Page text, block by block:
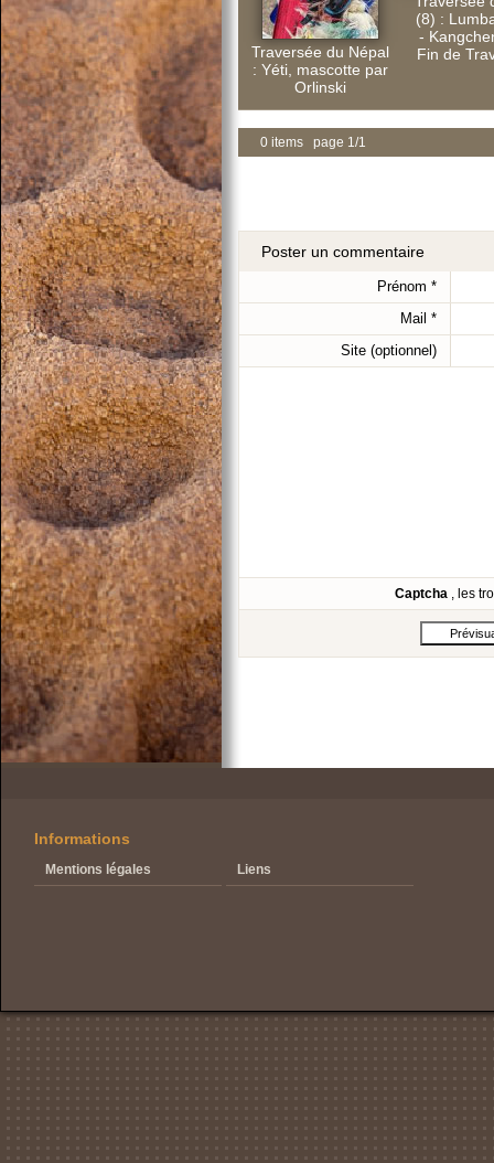
Traversée du Népal
: Yéti, mascotte par
Orlinski
(8) :
-
Fin de
0 items page 1/1
Poster un commentaire
Prénom *
Mail *
Site (optionnel)
Captcha , les
Informations
Mentions légales Liens